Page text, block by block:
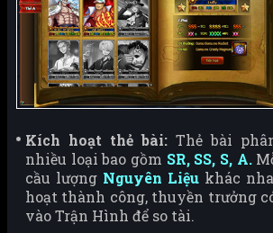
Kích hoạt thẻ bài: Thẻ bài
nhiều loại bao gồm SR, SS, S, A.
cầu lượng Nguyên Liệu khác
hoạt thành công, thuyền trưởng
vào Trận Hình để so tài.